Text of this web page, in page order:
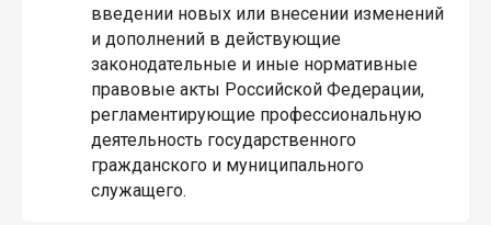
введении новых или внесении изменений
и дополнений в действующие
законодательные и иные нормативные
правовые акты Российской Федерации,
регламентирующие профессиональную
деятельность государственного
гражданского и муниципального
служащего.